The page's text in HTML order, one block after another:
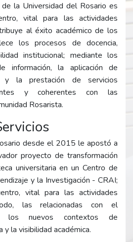
la Universidad del Rosario es
vital para las actividades
al éxito académico de los
los procesos de docencia,
institucional; mediante los
información, la aplicación de
y la prestación de servicios
y coherentes con las
Rosarista.
desde el 2015 le apostó a
proyecto de transformación
universitaria en un Centro de
y la Investigación - CRAI;
vital para las actividades
las relacionadas con el
los nuevos contextos de
y la visibilidad académica.